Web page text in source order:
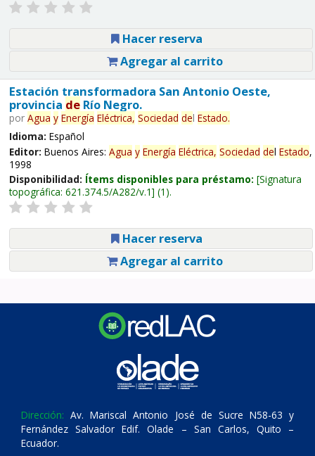
Hacer reserva
Agregar al carrito
Estación transformadora San Antonio Oeste,
provincia deRío Negro.
por Agua y Energía Eléctrica, Sociedad del Estado.
Idioma: Español
Editor: Buenos Aires: Agua y Energía Eléctrica, Sociedad del Estado,
1998
Disponibilidad: Ítems disponibles para préstamo: Signatura
topográfica: 621.374.5/A282/v.1 (1).
Hacer reserva
Agregar al carrito
Dirección: Av. Mariscal Antonio José de Sucre N58-63 y
Fernández Salvador Edif. Olade – San Carlos, Quito –
Ecuador.